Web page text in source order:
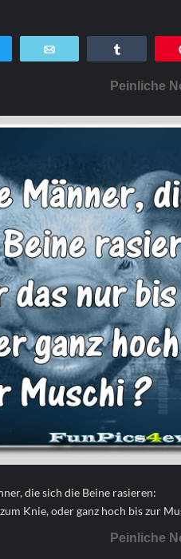
Peinliche
die sich die Beine rasieren:
Knie, oder ganz hoch bis zur
Peinliche